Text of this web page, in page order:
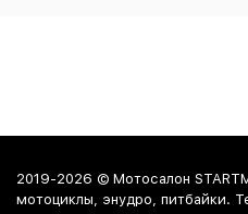
2019-2026 © Мотосалон
мотоциклы, энудро, питбайки.